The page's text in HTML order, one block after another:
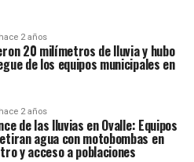
hace 2 años
20 milímetros de lluvia y hubo
de los equipos municipales en
hace 2 años
de las lluvias en Ovalle: Equipos
agua con motobombas en
y acceso a poblaciones